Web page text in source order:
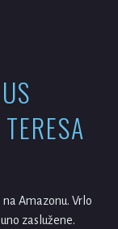
na Amazonu. Vrlo
zaslužene.